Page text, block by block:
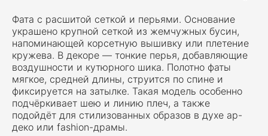
Фата с расшитой сеткой и перьями. Основание
украшено крупной сеткой из жемчужных бусин,
напоминающей корсетную вышивку или плетение
кружева. В декоре — тонкие перья, добавляющие
воздушности и кутюрного шика. Полотно фаты
мягкое, средней длины, струится по спине и
фиксируется на затылке. Такая модель особенно
подчёркивает шею и линию плеч, а также
подойдёт для стилизованных образов в духе ар-
деко или fashion-драмы.